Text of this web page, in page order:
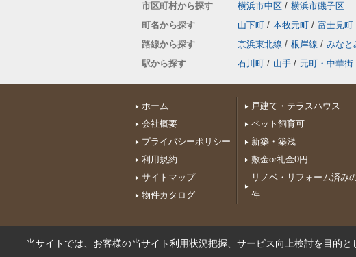
市区町村から探す 横浜市中区 / 横浜市磯子区
町名から探す
山下町 / 本牧元町 / 富士見町
路線から探す
京浜東北線 / 根岸線 / みなと
駅から探す
石川町 / 山手 / 元町・中華街
ホーム
会社概要
プライバシーポリシー
利用規約
サイトマップ
物件カタログ
戸建て・テラスハウス
ペット飼育可
新築・築浅
敷金or礼金0円
リノベ・リフォーム済み
件
当サイトでは、お客様の当サイト利用状況把握、サービス向上検討を目的